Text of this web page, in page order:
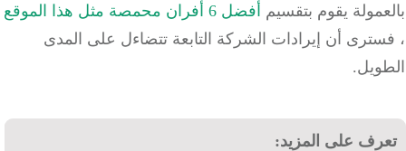
يقوم بتقسيمأفضل 6 أفران محمصة مثل هذا الموقع
أن إيرادات الشركة التابعة تتضاءل على المدى
على المزيد: